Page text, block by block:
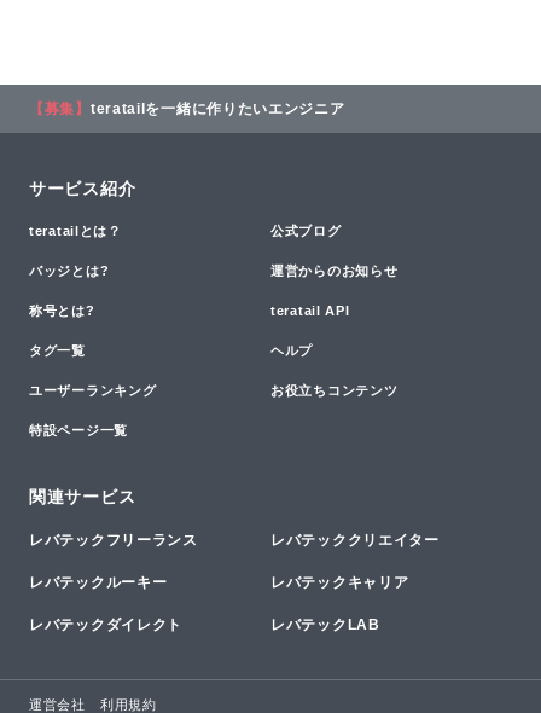
【募集】 teratailを一緒に作りたいエンジニア
サービス紹介
teratailとは？ 公式ブログ
バッジとは? 運営からのお知らせ
称号とは? teratail API
タグ一覧 ヘルプ
ユーザーランキング お役立ちコンテンツ
特設ページ一覧
関連サービス
レバテックフリーランス レバテッククリエイター
レバテックルーキー レバテックキャリア
レバテックダイレクト レバテックLAB
運営会社 利用規約